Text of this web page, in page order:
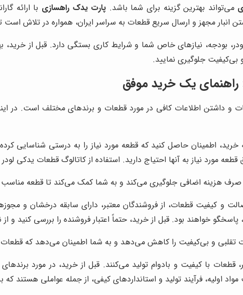
می‌تواند بهترین گزینه برای شما باشد. پارت یدک راهسازی با ارائه
انبار مجهز و ارسال سریع قطعات به سراسر ایران، همواره در تلاش
بودجه، نیازهای خاص شما و شرایط کاری بستگی دارد. قبل از
بی‌کیفیت جلوگیری نمایید.
راهنمای یک خرید موفق
و داشتن اطلاعات کافی در مورد قطعات و برندهای مختلف است. در
خرید، اطمینان حاصل کنید که قطعه مورد نیاز را به درستی شناسایی
مورد نیاز به آنها احتیاج دارید. استفاده از کاتالوگ قطعات
هزینه اضافی جلوگیری می‌کند و به شما کمک می‌کند تا قطعه
و کیفیت قطعات، از فروشندگان معتبر، دارای سابقه درخشان و
خواهند بود. قبل از خرید، حتماً اعتبار فروشنده را بررسی کنید و
تقلبی و بی‌کیفیت را کاهش می‌دهد و به شما اطمینان می‌دهد که
قطعات با کیفیت و بادوام تولید می‌کنند. قبل از خرید، در مورد
اولیه، فرآیند تولید و استانداردهای کیفی، از جمله عواملی هستند که